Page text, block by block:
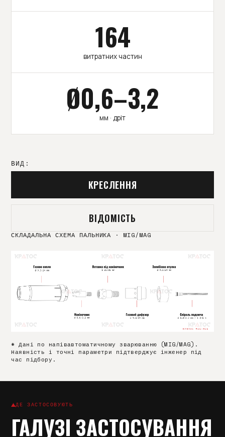
164
витратних частин
Ø0,6–3,2
мм · дріт
ВИД:
КРЕСЛЕННЯ
ВІДОМІСТЬ
СКЛАДАЛЬНА СХЕМА ПАЛЬНИКА · MIG/MAG
* Дані по напівавтоматичному зварюванню (MIG/MAG).
Наявність і точні параметри підтверджує інженер під
час підбору.
ДЕ ЗАСТОСОВУЮТЬ
ГАЛУЗІ ЗАСТОСУВАННЯ